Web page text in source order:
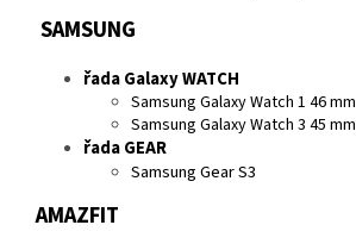
SAMSUNG
řada Galaxy WATCH
Samsung Galaxy Watch 1 46 mm
Samsung Galaxy Watch 3 45 mm
řada GEAR
Samsung Gear S3
AMAZFIT